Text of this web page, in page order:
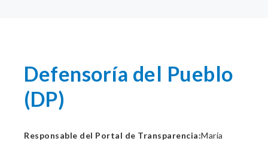
Defensoría del Pueblo
(DP)
Responsable del Portal de Transparencia:María